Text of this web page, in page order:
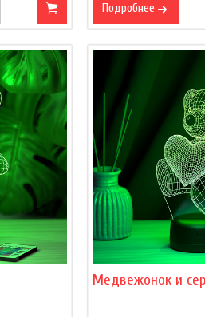
Подробнее
Медвежонок и